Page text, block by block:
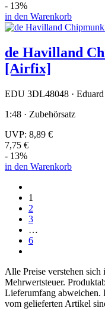
- 13%
in den Warenkorb
de Havilland
[Airfix]
EDU 3DL48048 · Eduard
1:48 · Zubehörsatz
UVP: 8,89 €
7,75 €
- 13%
in den Warenkorb
1
2
3
…
6
Alle Preise verstehen
Mehrwertsteuer.
Lieferumfang abweichen.
vom gelieferten Artikel